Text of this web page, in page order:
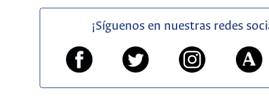
¡Síguenos en nuestras redes